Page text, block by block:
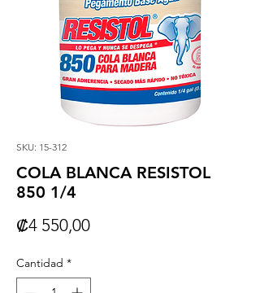
SKU: 15-312
COLA BLANCA RESISTOL
850 1/4
₡4 550,00Precio
Cantidad *